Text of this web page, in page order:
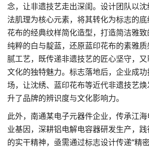
念，让非遗技艺走出深闺。设计团队以沈
法肌理为核心元素，将其转化为标志的
花布的经典纹样简化造型，打造简洁雅
纯粹的白与靛蓝，还原蓝印花布的素雅
腻工艺，既传递非遗技艺的匠心坚守，
文化的独特魅力。标志落地后，企业成
场，让沈绣、蓝印花布等近代非遗技艺
升了品牌的辨识度与文化影响力。
此外，南通某电子元器件企业，传承江
业基因，深耕铝电解电容器研发生产，践
的实干精神，亟需通过标志设计传递“精